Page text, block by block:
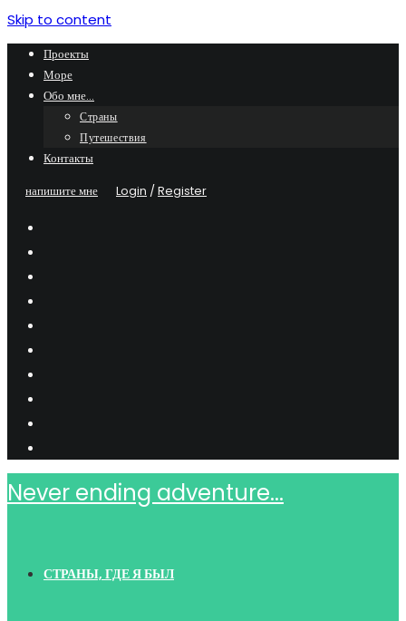
Skip to content
Проекты
Море
Обо мне…
Страны
Путешествия
Контакты
напишите мне
Login /Register
Never ending adventure...
СТРАНЫ, ГДЕ Я БЫЛ